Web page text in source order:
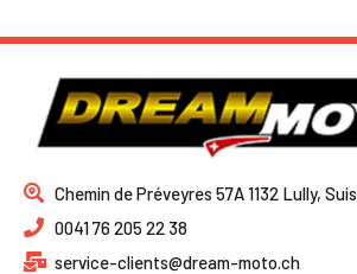
Chemin de Préveyres 57A 1132 Lully,
0041 76 205 22 38
service-clients@dream-moto.ch